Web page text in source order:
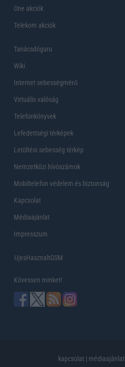
One akciók
Telekom akciók
Tanácsdóguru
Wiki
Internet sebességmérő
Virtuális valóság
Telefonkönyvek
Lefedettségi térképek
Letöltési sebesség térkép
Nemzetközi hívószámok
Mobiltelefon védelem és biztonság
Kapcsolat
Médiaajánlat
Impresszum
UjesHasznaltGSM
Kövessen minket!
kapcsolat | médiaajánlat